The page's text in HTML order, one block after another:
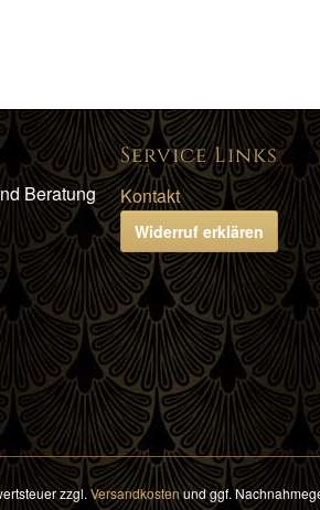
Beratung
Service Links
Kontakt
Widerruf erklären
zzgl.Versandkostenund ggf.